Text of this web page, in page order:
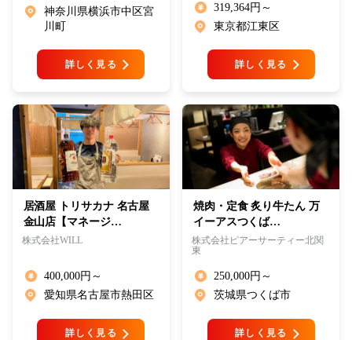
神奈川県横浜市中区宮
川町
詳しく見る
319,364円～
東京都江東区
詳しく見る
居酒屋 トリサカナ 名古屋
金山店【マネージ…
株式会社WILL
400,000円～
愛知県名古屋市熱田区
詳しく見る
焼肉・定食 炙り牛たん 万
イーアスつくば…
株式会社ピアーサーティー北関
東
250,000円～
茨城県つくば市
詳しく見る